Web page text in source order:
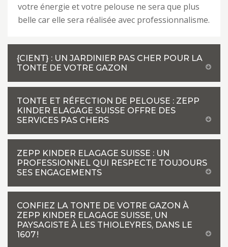
votre énergie et votre pelouse ne sera que plus
belle car elle sera réalisée avec professionnalisme.
{CIENT} : UN JARDINIER PAS CHER POUR LA
TONTE DE VOTRE GAZON
TONTE ET RÉFECTION DE PELOUSE : ZEPP
KINDER ELAGAGE SUISSE OFFRE DES
SERVICES PAS CHERS
ZEPP KINDER ELAGAGE SUISSE : UN
PROFESSIONNEL QUI RESPECTE TOUJOURS
SES ENGAGEMENTS
CONFIEZ LA TONTE DE VOTRE GAZON À
ZEPP KINDER ELAGAGE SUISSE, UN
PAYSAGISTE À LES THIOLEYRES, DANS LE
1607 !